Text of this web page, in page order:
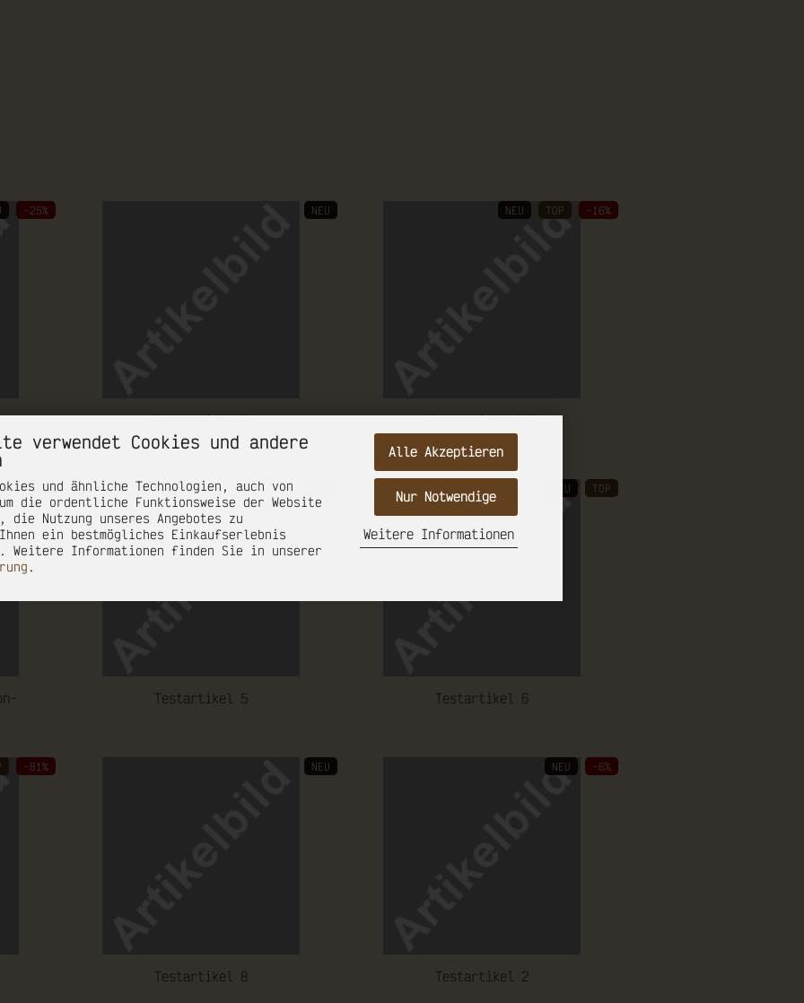
verwendet Cookies und andere
und ähnliche Technologien, auch von
die ordentliche Funktionsweise der Website
die Nutzung unseres Angebotes zu
ein bestmögliches Einkaufserlebnis
Weitere Informationen finden Sie in unserer
.
Alle Akzeptieren
Nur Notwendige
Weitere Informationen
-25% NEU
Te­st­ar­ti­kel 2
NEU TOP -16%
Te­st­ar­ti­kel 302
-25%
Te­st­ar­ti­kel 5
NEU TOP
Te­st­ar­ti­kel 6
-81% NEU
Te­st­ar­ti­kel 8
NEU -6%
Te­st­ar­ti­kel 2